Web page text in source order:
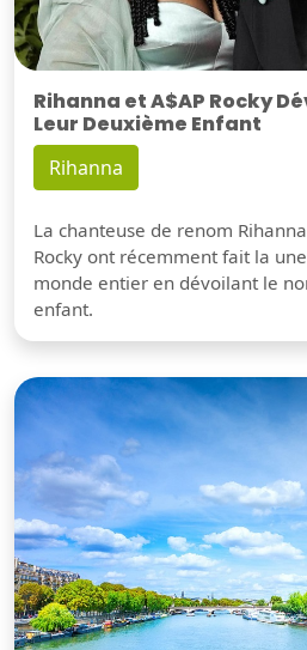
Rihanna et A$AP Rocky
Leur Deuxième Enfant
Rihanna
La chanteuse de renom
Rocky ont récemment fait la
monde entier en dévoilant le
enfant.